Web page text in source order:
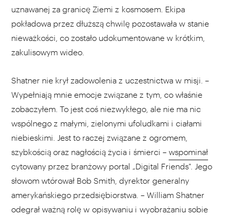
uznawanej za granicę Ziemi z kosmosem. Ekipa
pokładowa przez dłuższą chwilę pozostawała w stanie
nieważkości, co zostało udokumentowane w krótkim,
zakulisowym wideo.
Shatner nie krył zadowolenia z uczestnictwa w misji. –
Wypełniają mnie emocje związane z tym, co właśnie
zobaczyłem. To jest coś niezwykłego, ale nie ma nic
wspólnego z małymi, zielonymi ufoludkami i ciałami
niebieskimi. Jest to raczej związane z ogromem,
szybkością oraz nagłością życia i śmierci – wspominał
cytowany przez branżowy portal „Digital Friends". Jego
słowom wtórował Bob Smith, dyrektor generalny
amerykańskiego przedsiębiorstwa. – William Shatner
odegrał ważną rolę w opisywaniu i wyobrażaniu sobie